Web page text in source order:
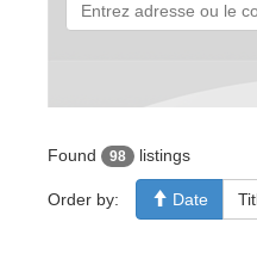
Found 98 listings
Order by: Date